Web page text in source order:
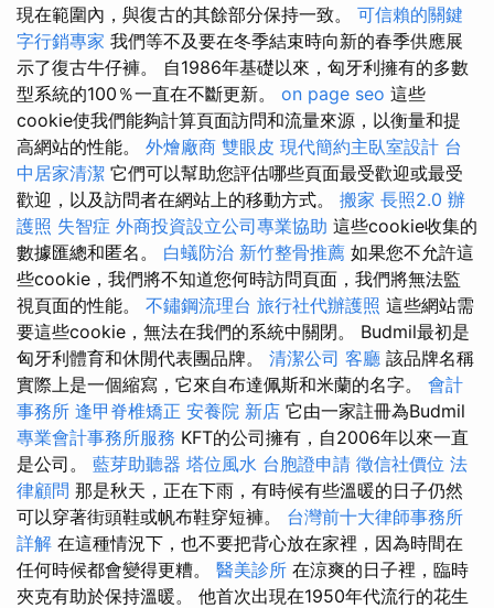
現在範圍內，與復古的其餘部分保持一致。 可信賴的關鍵
字行銷專家 我們等不及要在冬季結束時向新的春季供應展
示了復古牛仔褲。 自1986年基礎以來，匈牙利擁有的多數
型系統的100％一直在不斷更新。 on page seo 這些
cookie使我們能夠計算頁面訪問和流量來源，以衡量和提
高網站的性能。 外燴廠商 雙眼皮 現代簡約主臥室設計 台
中居家清潔 它們可以幫助您評估哪些頁面最受歡迎或最受
歡迎，以及訪問者在網站上的移動方式。 搬家 長照2.0 辦
護照 失智症 外商投資設立公司專業協助 這些cookie收集的
數據匯總和匿名。 白蟻防治 新竹整骨推薦 如果您不允許這
些cookie，我們將不知道您何時訪問頁面，我們將無法監
視頁面的性能。 不鏽鋼流理台 旅行社代辦護照 這些網站需
要這些cookie，無法在我們的系統中關閉。 Budmil最初是
匈牙利體育和休閒代表團品牌。 清潔公司 客廳 該品牌名稱
實際上是一個縮寫，它來自布達佩斯和米蘭的名字。 會計
事務所 逢甲脊椎矯正 安養院 新店 它由一家註冊為Budmil
專業會計事務所服務 KFT的公司擁有，自2006年以來一直
是公司。 藍芽助聽器 塔位風水 台胞證申請 徵信社價位 法
律顧問 那是秋天，正在下雨，有時候有些溫暖的日子仍然
可以穿著街頭鞋或帆布鞋穿短褲。 台灣前十大律師事務所
詳解 在這種情況下，也不要把背心放在家裡，因為時間在
任何時候都會變得更糟。 醫美診所 在涼爽的日子裡，臨時
夾克有助於保持溫暖。 他首次出現在1950年代流行的花生